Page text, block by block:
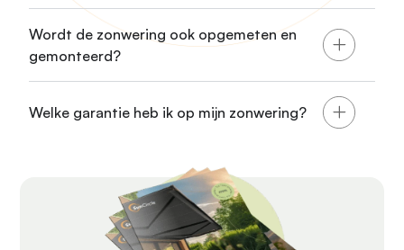
Wordt de zonwering ook opgemeten en
gemonteerd?
Welke garantie heb ik op mijn zonwering?